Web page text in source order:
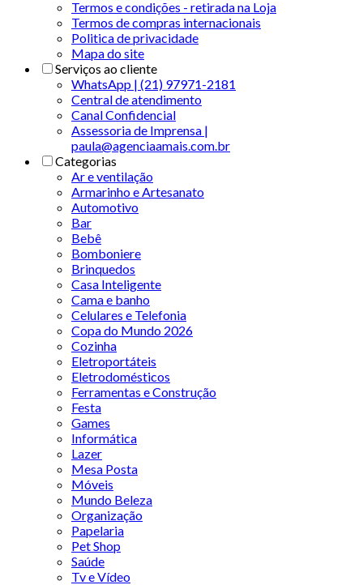
Termos e condições - retirada na Loja
Termos de compras internacionais
Politica de privacidade
Mapa do site
Serviços ao cliente
WhatsApp | (21) 97971-2181
Central de atendimento
Canal Confidencial
Assessoria de Imprensa |
paula@agenciaamais.com.br
Categorias
Ar e ventilação
Armarinho e Artesanato
Automotivo
Bar
Bebê
Bomboniere
Brinquedos
Casa Inteligente
Cama e banho
Celulares e Telefonia
Copa do Mundo 2026
Cozinha
Eletroportáteis
Eletrodomésticos
Ferramentas e Construção
Festa
Games
Informática
Lazer
Mesa Posta
Móveis
Mundo Beleza
Organização
Papelaria
Pet Shop
Saúde
Tv e Vídeo